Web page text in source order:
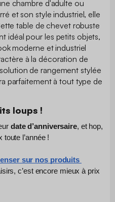
chambre d'adulte ou
et son style industriel, elle
table de chevet robuste
idéal pour les petits objets,
moderne et industriel
à la décoration de
de rangement stylée
parfaitement à tout type de
loups !
date d’anniversaire, et hop,
l’année !
sur nos produits
c’est encore mieux à prix